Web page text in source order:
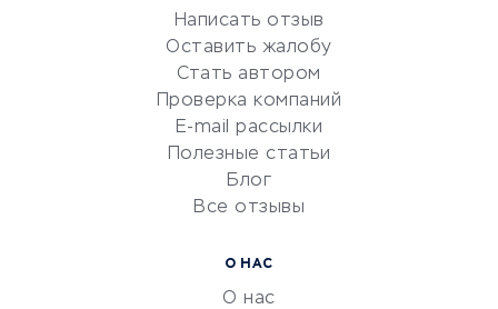
Репетиторство
Красота и здоровье
Сервисы по поиску работы
Сетевой маркетинг
УСЛУГИ ДЛЯ БИЗНЕСА
Написать отзыв
Оставить жалобу
Стать автором
Проверка компаний
E-mail рассылки
Полезные статьи
Блог
Все отзывы
О НАС
О нас